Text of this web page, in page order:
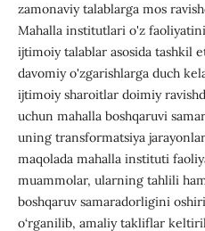
zamonaviy talablarga mos
Mahalla institutlari o'z
ijtimoiy talablar asosida tashkil
davomiy o'zgarishlarga duch
ijtimoiy sharoitlar doimiy
uchun mahalla boshqaruvi
uning transformatsiya
maqolada mahalla instituti
muammolar, ularning tahlili
boshqaruv samaradorligini
o‘rganilib, amaliy takliflar